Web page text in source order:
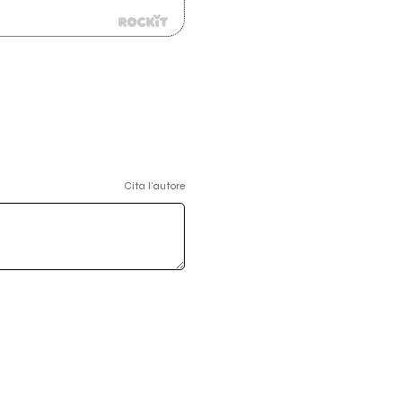
Cita l'autore